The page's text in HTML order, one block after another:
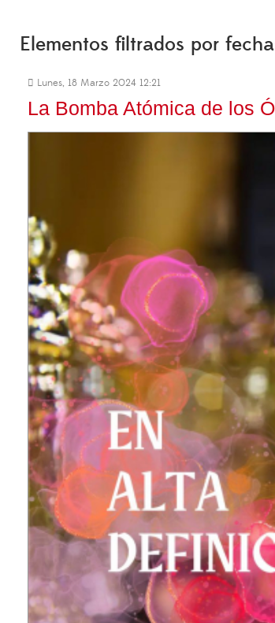
Elementos filtrados por
Lunes, 18 Marzo 2024 12:21
La Bomba Atómica de los